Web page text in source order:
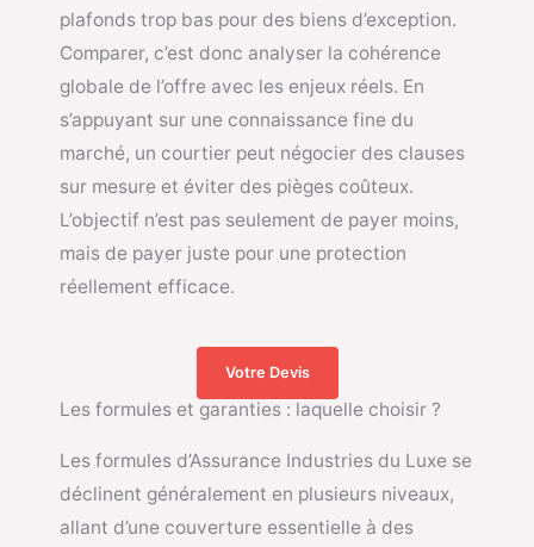
plafonds trop bas pour des biens d’exception.
Comparer, c’est donc analyser la cohérence
globale de l’offre avec les enjeux réels. En
s’appuyant sur une connaissance fine du
marché, un courtier peut négocier des clauses
sur mesure et éviter des pièges coûteux.
L’objectif n’est pas seulement de payer moins,
mais de payer juste pour une protection
réellement efficace.
Votre Devis
Les formules et garanties : laquelle choisir ?
Les formules d’Assurance Industries du Luxe se
déclinent généralement en plusieurs niveaux,
allant d’une couverture essentielle à des